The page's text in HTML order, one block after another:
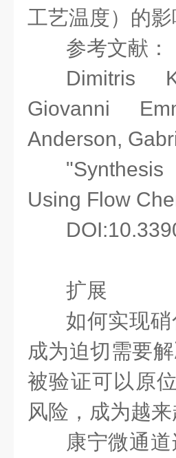
工艺温度）的影
参考文献：
Dimitris
Giovanni
Anderson,
Using Flow
扩展
如何实现
成为迫切需要
被验证可以原
风险，成为越
康宁微通